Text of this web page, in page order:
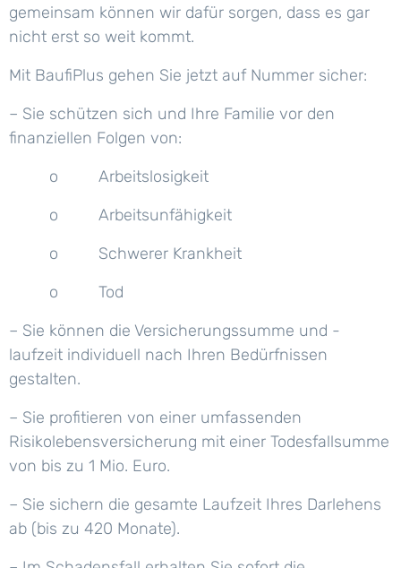
gemeinsam können wir dafür sorgen, dass es gar
nicht erst so weit kommt.
Mit BaufiPlus gehen Sie jetzt auf Nummer sicher:
– Sie schützen sich und Ihre Familie vor den
finanziellen Folgen von:
o Arbeitslosigkeit
o Arbeitsunfähigkeit
o Schwerer Krankheit
o Tod
– Sie können die Versicherungssumme und -
laufzeit individuell nach Ihren Bedürfnissen
gestalten.
– Sie profitieren von einer umfassenden
Risikolebensversicherung mit einer Todesfallsumme
von bis zu 1 Mio. Euro.
– Sie sichern die gesamte Laufzeit Ihres Darlehens
ab (bis zu 420 Monate).